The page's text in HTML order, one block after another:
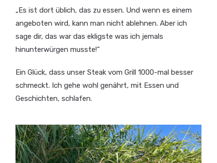
„Es ist dort üblich, das zu essen. Und wenn es einem
angeboten wird, kann man nicht ablehnen. Aber ich
sage dir, das war das ekligste was ich jemals
hinunterwürgen musste!“
Ein Glück, dass unser Steak vom Grill 1000-mal besser
schmeckt. Ich gehe wohl genährt, mit Essen und
Geschichten, schlafen.